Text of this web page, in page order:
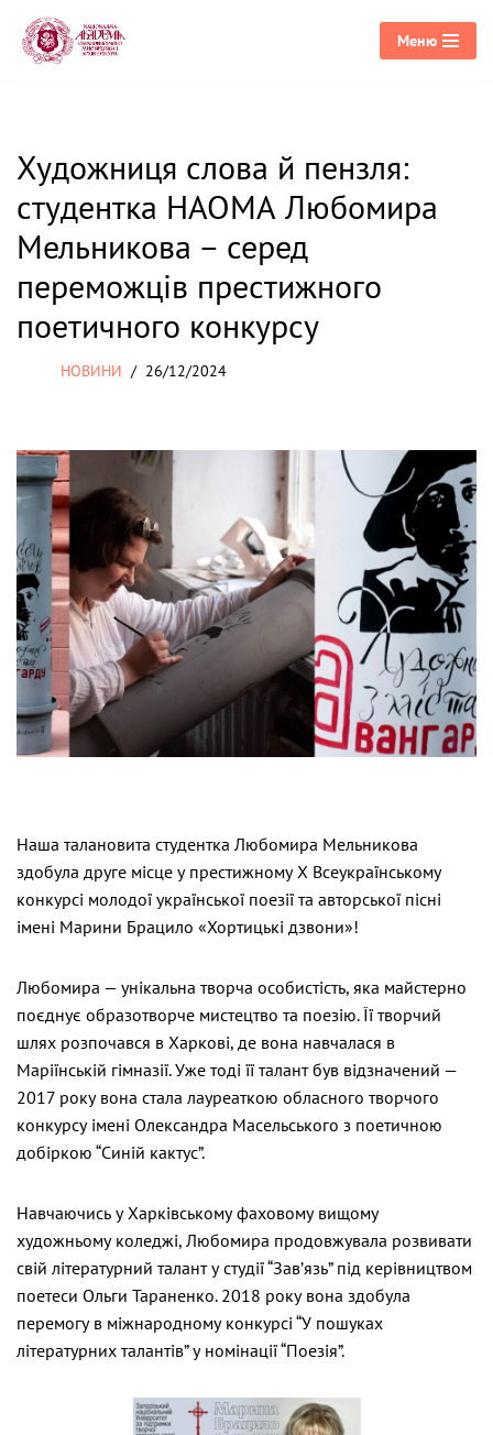
Перейти
Меню
Художниця слова й пензля:
студентка НАОМА Любомира
Мельникова – серед
переможців престижного
поетичного конкурсу
НОВИНИ 26/12/2024
Наша талановита студентка Любомира Мельникова
здобула друге місце у престижному Х Всеукраїнському
конкурсі молодої української поезії та авторської пісні
імені Марини Брацило «Хортицькі дзвони»!
Любомира — унікальна творча особистість, яка майстерно
поєднує образотворче мистецтво та поезію. Її творчий
шлях розпочався в Харкові, де вона навчалася в
Маріїнській гімназії. Уже тоді її талант був відзначений —
2017 року вона стала лауреаткою обласного творчого
конкурсу імені Олександра Масельського з поетичною
добіркою “Синій кактус”.
Навчаючись у Харківському фаховому вищому
художньому коледжі, Любомира продовжувала розвивати
свій літературний талант у студії “Зав’язь” під керівництвом
поетеси Ольги Тараненко. 2018 року вона здобула
перемогу в міжнародному конкурсі “У пошуках
літературних талантів” у номінації “Поезія”.